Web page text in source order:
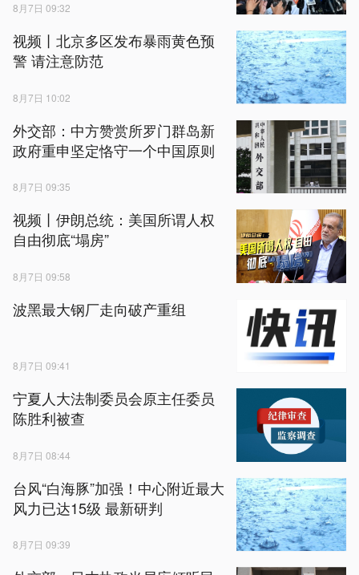
8月7日 09:32
视频丨北京多区发布暴雨黄色预
警 请注意防范
8月7日 10:02
外交部：中方赞赏所罗门群岛新
政府重申坚定恪守一个中国原则
8月7日 09:35
视频丨伊朗总统：美国所谓人权
自由彻底“塌房”
8月7日 09:58
波黑最大钢厂走向破产重组
8月7日 09:41
宁夏人大法制委员会原主任委员
陈胜利被查
8月7日 08:44
台风“白海豚”加强！中心附近最大
风力已达15级 最新研判
8月7日 09:39